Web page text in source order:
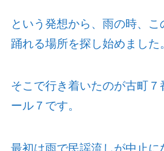
という発想から、雨の時、こ
踊れる場所を探し始めました
そこで行き着いたのが古町７
ール７です。
最初は雨で民謡流しが中止に